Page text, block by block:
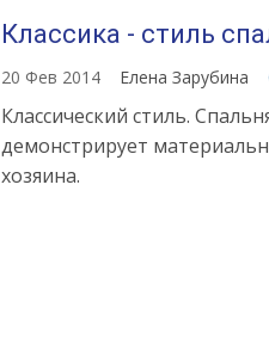
stil-
v-
tonkosti-
Классика - стиль
20 Фев 2014 Елена Зарубина
Классический стиль.
демонстрирует
хозяина.